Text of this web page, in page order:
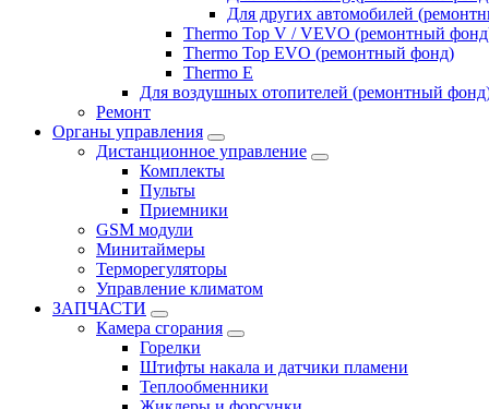
Для других автомобилей
Thermo Top V / VEVO (ремонтный
Thermo Top EVO (ремонтный фонд)
Thermo E
Для воздушных отопителей (ремонтный
Ремонт
Органы управления
Дистанционное управление
Комплекты
Пульты
Приемники
GSM модули
Минитаймеры
Терморегуляторы
Управление климатом
ЗАПЧАСТИ
Камера сгорания
Горелки
Штифты накала и датчики пламени
Теплообменники